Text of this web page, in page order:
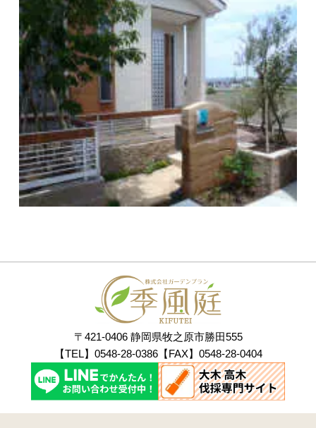
〒421-0406 静岡県牧之原市勝田555
【TEL】0548-28-0386【FAX】0548-28-0404